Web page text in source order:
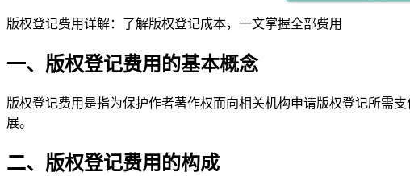
版权登记费用详解：了解版权登记成本，一文掌握全部费用
一、版权登记费用的基本概念
版权登记费用是指为保护作者著作权而向相关机构申请版权登记所需
展。
二、版权登记费用的构成